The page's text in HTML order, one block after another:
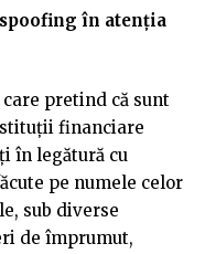
spoofing în atenția
pretind că sunt
financiare
în legătură cu
pe numele celor
sub diverse
de împrumut,